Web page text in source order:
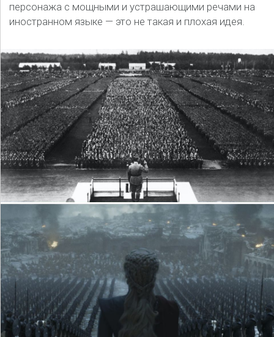
персонажа с мощными и устрашающими речами на
иностранном языке — это не такая и плохая идея.